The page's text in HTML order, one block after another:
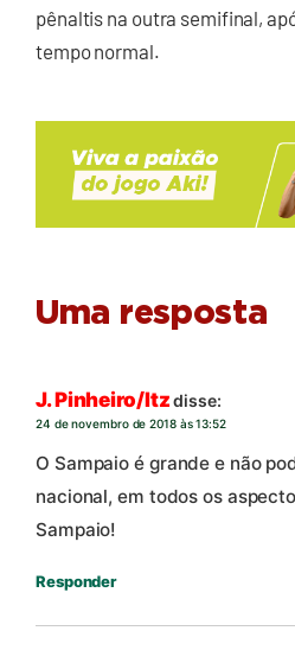
pênaltis na outra semifinal,
tempo normal.
Uma resposta
J. Pinheiro/Itz disse:
24 de novembro de 2018 às 13:52
O Sampaio é grande e não
nacional, em todos os
Sampaio!
Responder